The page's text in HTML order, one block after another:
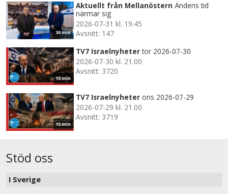
30 min
Aktuellt från Mellanöstern Ändens tid
närmar sig
2026-07-31 kl. 19.45
Avsnitt: 147
15 min
TV7 Israelnyheter tor 2026-07-30
2026-07-30 kl. 21.00
Avsnitt: 3720
15 min
TV7 Israelnyheter ons 2026-07-29
2026-07-29 kl. 21.00
Avsnitt: 3719
Stöd oss
I Sverige